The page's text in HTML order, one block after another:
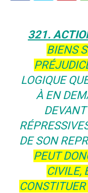
321.
BIENS
LOGIQUE
À EN
DE SON
PEUT
CIVILE,